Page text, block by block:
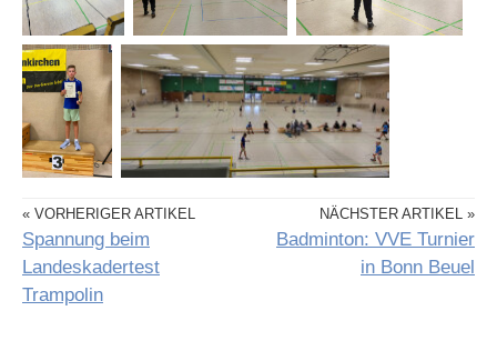
« VORHERIGER ARTIKEL
Spannung beim
Landeskadertest
Trampolin
NÄCHSTER ARTIKEL »
Badminton: VVE Turnier
in Bonn Beuel